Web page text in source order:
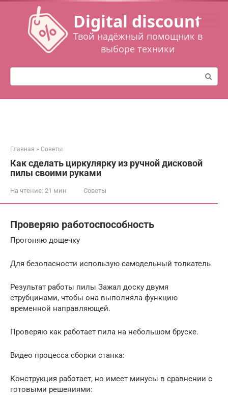
Перейти
контенту
Digital discount
Твой надёжный помощник в
выборе техники
Поиск:
Главная » Советы
Как сделать циркулярку из ручной дисковой
пилы своими руками
На чтение: 21 мин Советы
Проверяю работоспособность
Прогоняю дощечку
Для безопасности использую самодельный толкатель
Результат работы пилы Зажал доску двумя
струбцинами, чтобы она выполняла функцию
временной направляющей.
Проверяю как работает пила на небольшом бруске.
Видео процесса сборки станка:
Конструкция работает, но имеет минусы в сравнении с
готовыми решениями: